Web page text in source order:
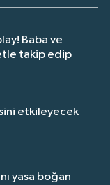
Baba ve
takip edip
etkileyecek
yasa boğan